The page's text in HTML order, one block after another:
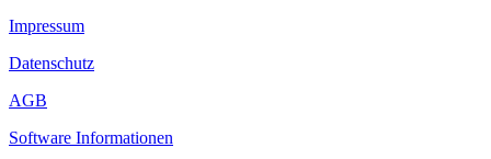
Impressum
Datenschutz
AGB
Software Informationen